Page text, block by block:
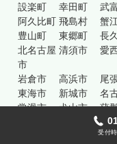
設楽町 幸田町 武
阿久比町 飛島村 蟹
豊山町
東郷町 長
北名古屋
市
清須市 愛
岩倉市 高浜市 尾
東海市
新城市 名
常滑市
犬山市 蒲
津
豊
受付